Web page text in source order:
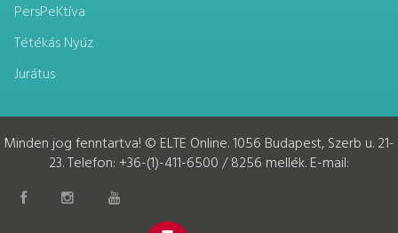
PersPeKtíva
Tétékás Nyúz
Jurátus
Minden jog fenntartva! © ELTE Online. 1056 Budapest, Szerb u. 21-
23. Telefon: +36-(1)-411-6500 / 8256 mellék. E-mail: